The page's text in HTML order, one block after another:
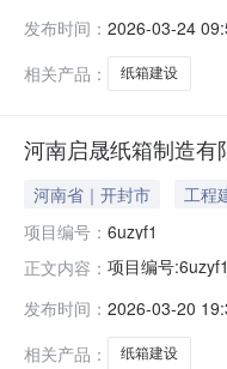
发布时间： 2026-03-24
相关产品：
纸箱建设
河南启晟纸箱制造
河南省｜开封市 工程
项目编号： 6uzyf1
正文内容： 项目编号
表人：时高峰
91410105MA48
发布时间： 2026-03-20
相关产品：
纸箱建设